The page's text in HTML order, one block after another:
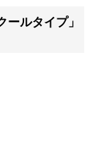
ルタイプ」